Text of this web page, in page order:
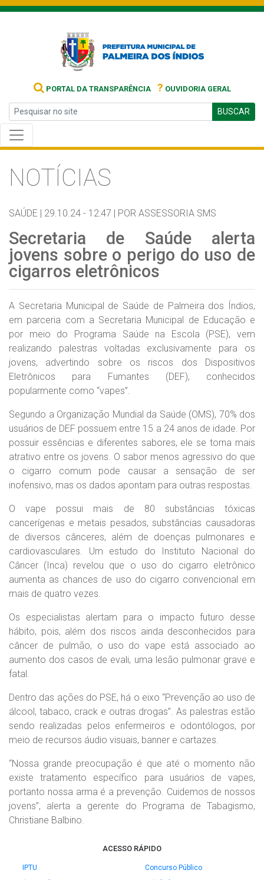
PORTAL DA TRANSPARÊNCIA ? OUVIDORIA GERAL
BUSCAR
NOTÍCIAS
SAÚDE | 29.10.24 - 12:47 | POR ASSESSORIA SMS
Secretaria de Saúde alerta
jovens sobre o perigo do uso de
cigarros eletrônicos
A Secretaria Municipal de Saúde de Palmeira dos Índios,
em parceria com a Secretaria Municipal de Educação e
por meio do Programa Saúde na Escola (PSE), vem
realizando palestras voltadas exclusivamente para os
jovens, advertindo sobre os riscos dos Dispositivos
Eletrônicos para Fumantes (DEF), conhecidos
popularmente como “vapes”.
Segundo a Organização Mundial da Saúde (OMS), 70% dos
usuários de DEF possuem entre 15 a 24 anos de idade. Por
possuir essências e diferentes sabores, ele se torna mais
atrativo entre os jovens. O sabor menos agressivo do que
o cigarro comum pode causar a sensação de ser
inofensivo, mas os dados apontam para outras respostas.
O vape possui mais de 80 substâncias tóxicas
cancerígenas e metais pesados, substâncias causadoras
de diversos cânceres, além de doenças pulmonares e
cardiovasculares. Um estudo do Instituto Nacional do
Câncer (Inca) revelou que o uso do cigarro eletrônico
aumenta as chances de uso do cigarro convencional em
mais de quatro vezes.
Os especialistas alertam para o impacto futuro desse
hábito, pois, além dos riscos ainda desconhecidos para
câncer de pulmão, o uso do vape está associado ao
aumento dos casos de evali, uma lesão pulmonar grave e
fatal.
Dentro das ações do PSE, há o eixo “Prevenção ao uso de
álcool, tabaco, crack e outras drogas”. As palestras estão
sendo realizadas pelos enfermeiros e odontólogos, por
meio de recursos áudio visuais, banner e cartazes.
“Nossa grande preocupação é que até o momento não
existe tratamento específico para usuários de vapes,
portanto nossa arma é a prevenção. Cuidemos de nossos
jovens”, alerta a gerente do Programa de Tabagismo,
Christiane Balbino.
ACESSO RÁPIDO
IPTU
Concurso Público